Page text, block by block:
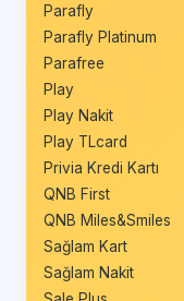
Parafly
Parafly Platinum
Parafree
Play
Play Nakit
Play TLcard
Privia Kredi Kartı
QNB First
QNB Miles&Smiles
Sağlam Kart
Sağlam Nakit